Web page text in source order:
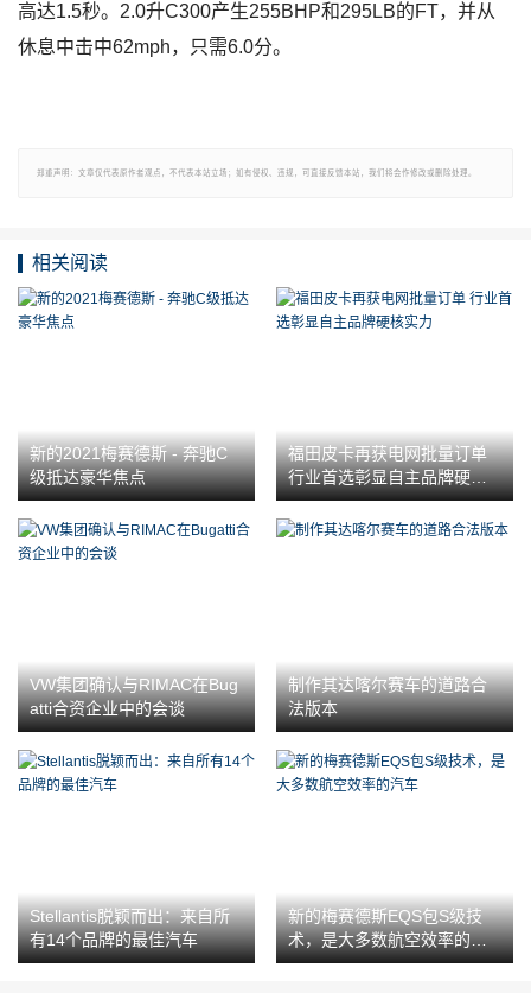
高达1.5秒。2.0升C300产生255BHP和295LB的FT，并从
休息中击中62mph，只需6.0分。
郑重声明：文章仅代表原作者观点，不代表本站立场；如有侵权、违规，可直接反馈本站，我们将会作修改或删除处理。
相关阅读
新的2021梅赛德斯 - 奔驰C
级抵达豪华焦点
福田皮卡再获电网批量订单
行业首选彰显自主品牌硬核
实力
VW集团确认与RIMAC在Bug
atti合资企业中的会谈
制作其达喀尔赛车的道路合
法版本
Stellantis脱颖而出：来自所
有14个品牌的最佳汽车
新的梅赛德斯EQS包S级技
术，是大多数航空效率的汽
车